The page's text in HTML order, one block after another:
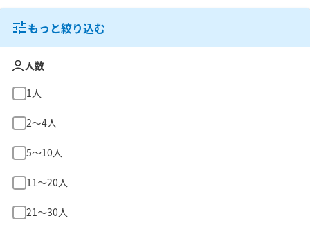
もっと絞り込む
人数
1人
2〜4人
5〜10人
11〜20人
21〜30人